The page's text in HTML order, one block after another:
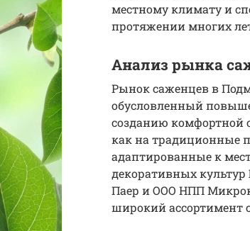
местному климату и
протяжении многих
Анализ рынка
Рынок саженцев в
обусловленный
созданию комфортной
как на традиционные
адаптированные к
декоративных
Паер и ООО НПП
широкий ассортимент